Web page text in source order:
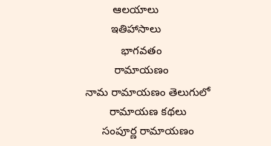
ఆలయాలు
ఇతిహాసాలు
భాగవతం
రామాయణం
నామ రామాయణం తెలుగులో
రామాయణ కథలు
సంపూర్ణ రామాయణం